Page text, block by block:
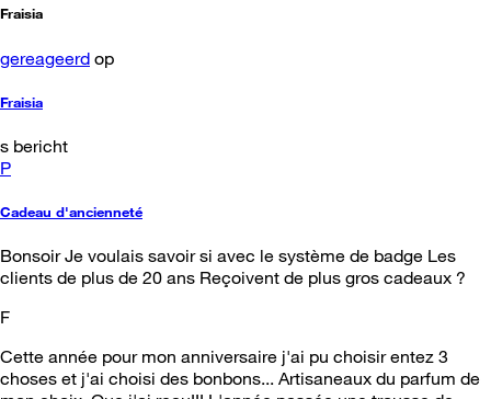
Fraisia
gereageerd op
Fraisia
s bericht
P
Cadeau d'ancienneté
Bonsoir Je voulais savoir si avec le système de badge Les
clients de plus de 20 ans Reçoivent de plus gros cadeaux ?
F
Cette année pour mon anniversaire j'ai pu choisir entez 3
choses et j'ai choisi des bonbons... Artisaneaux du parfum de